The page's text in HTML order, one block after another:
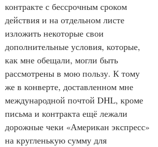
контракте с бессрочным сроком
действия и на отдельном листе
изложить некоторые свои
дополнительные условия, которые,
как мне обещали, могли быть
рассмотрены в мою пользу. К тому
же в конверте, доставленном мне
международной почтой DHL, кроме
письма и контракта ещё лежали
дорожные чеки «Американ экспресс»
на кругленькую сумму для